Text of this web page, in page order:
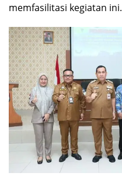
memfasilitasi kegiatan ini.